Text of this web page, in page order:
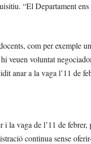
“El Departament
com per exemple
veuen voluntat
anar a la vaga l’11 de
la vaga de l’11 de febrer,
continua sense